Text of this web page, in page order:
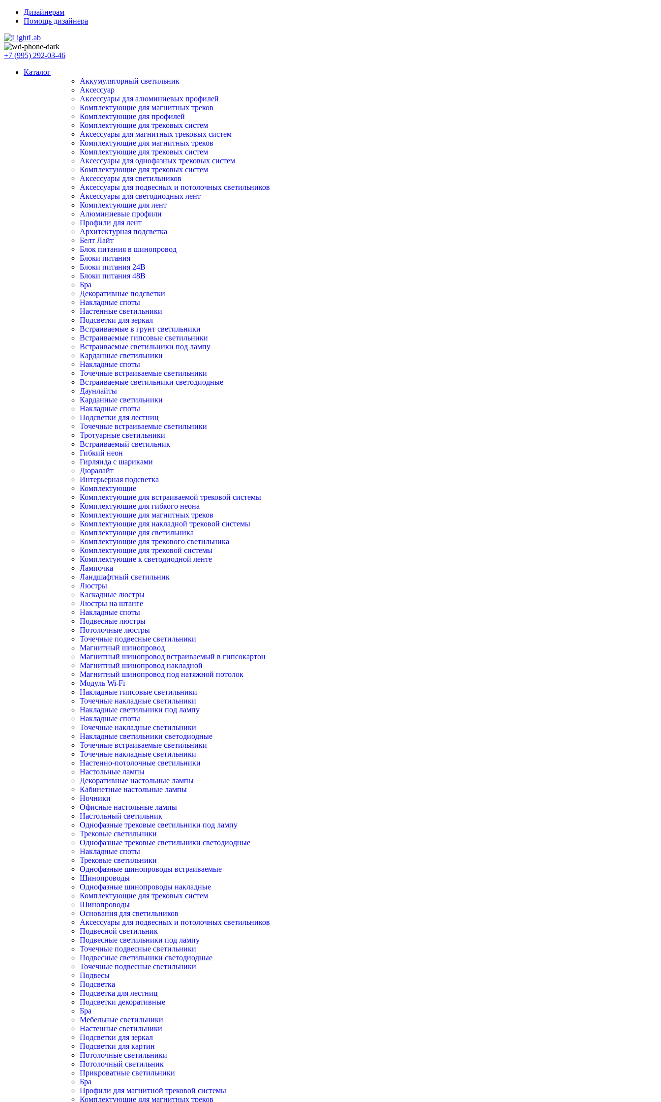
Дизайнерам
Помощь дизайнера
+7 (995) 292-03-46
Каталог
Аккумуляторный светильник
Аксессуар
Аксессуары для алюминиевых профилей
Комплектующие для магнитных треков
Комплектующие для профилей
Комплектующие для трековых систем
Аксессуары для магнитных трековых систем
Комплектующие для магнитных треков
Комплектующие для трековых систем
Аксессуары для однофазных трековых систем
Комплектующие для трековых систем
Аксессуары для светильников
Аксессуары для подвесных и потолочных светильников
Аксессуары для светодиодных лент
Комплектующие для лент
Алюминиевые профили
Профили для лент
Архитектурная подсветка
Белт Лайт
Блок питания в шинопровод
Блоки питания
Блоки питания 24В
Блоки питания 48В
Бра
Декоративные подсветки
Накладные споты
Настенные светильники
Подсветки для зеркал
Встраиваемые в грунт светильники
Встраиваемые гипсовые светильники
Встраиваемые светильники под лампу
Карданные светильники
Накладные споты
Точечные встраиваемые светильники
Встраиваемые светильники светодиодные
Даунлайты
Карданные светильники
Накладные споты
Подсветки для лестниц
Точечные встраиваемые светильники
Тротуарные светильники
Встраиваемый светильник
Гибкий неон
Гирлянда с шариками
Дюралайт
Интерьерная подсветка
Комплектующие
Комплектующие для встраиваемой трековой системы
Комплектующие для гибкого неона
Комплектующие для магнитных треков
Комплектующие для накладной трековой системы
Комплектующие для светильника
Комплектующие для трекового светильника
Комплектующие для трековой системы
Комплектующие к светодиодной ленте
Лампочка
Ландшафтный светильник
Люстры
Каскадные люстры
Люстры на штанге
Накладные споты
Подвесные люстры
Потолочные люстры
Точечные подвесные светильники
Магнитный шинопровод
Магнитный шинопровод встраиваемый в гипсокартон
Магнитный шинопровод накладной
Магнитный шинопровод под натяжной потолок
Модуль Wi-Fi
Накладные гипсовые светильники
Точечные накладные светильники
Накладные светильники под лампу
Накладные споты
Точечные накладные светильники
Накладные светильники светодиодные
Точечные встраиваемые светильники
Точечные накладные светильники
Настенно-потолочные светильники
Настольные лампы
Декоративные настольные лампы
Кабинетные настольные лампы
Ночники
Офисные настольные лампы
Настольный светильник
Однофазные трековые светильники под лампу
Трековые светильники
Однофазные трековые светильники светодиодные
Накладные споты
Трековые светильники
Однофазные шинопроводы встраиваемые
Шинопроводы
Однофазные шинопроводы накладные
Комплектующие для трековых систем
Шинопроводы
Основания для светильников
Аксессуары для подвесных и потолочных светильников
Подвесной светильник
Подвесные светильники под лампу
Точечные подвесные светильники
Подвесные светильники светодиодные
Точечные подвесные светильники
Подвесы
Подсветка
Подсветка для лестниц
Подсветки декоративные
Бра
Мебельные светильники
Настенные светильники
Подсветки для зеркал
Подсветки для картин
Потолочные светильники
Потолочный светильник
Прикроватные светильники
Бра
Профили для магнитной трековой системы
Комплектующие для магнитных треков